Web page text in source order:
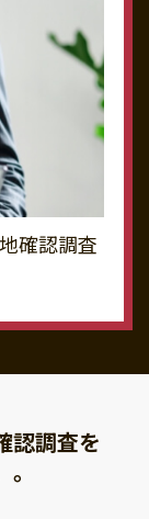
確認調査
認調査を